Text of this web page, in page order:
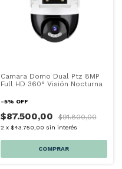
Camara Domo Dual Ptz 8MP
Full HD 360° Visión Nocturna
-5% OFF
$87.500,00 $91.800,00
2 x $43.750,00 sin interés